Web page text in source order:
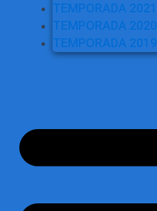
TEMPORADA 2021
TEMPORADA 2020
TEMPORADA 2019